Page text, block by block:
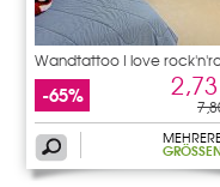
Wandtattoo I love
-65%
GRÖSSEN